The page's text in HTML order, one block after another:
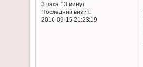
3 часа 13 минут
Последний визит:
2016-09-15 21:23:19